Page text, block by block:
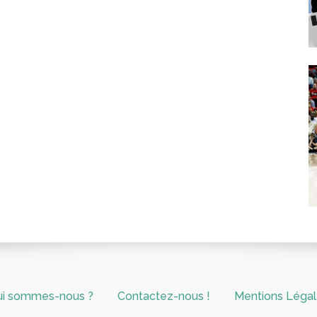
sommes-nous ? Contactez-nous ! Mentions